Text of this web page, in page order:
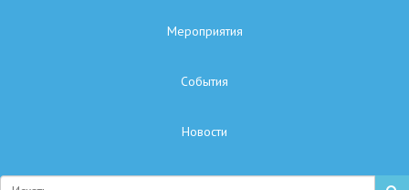
Мероприятия
Cобытия
Hовости